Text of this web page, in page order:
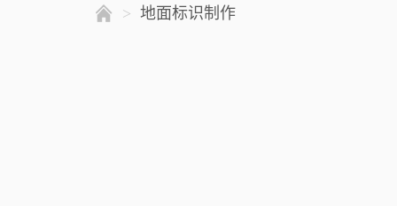
> 地面标识制作